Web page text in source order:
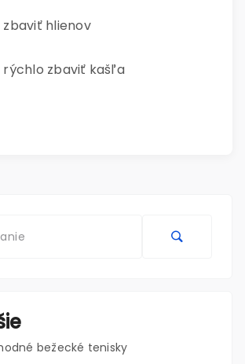
zbaviť hlienov
rýchlo zbaviť kašľa
bežecké tenisky